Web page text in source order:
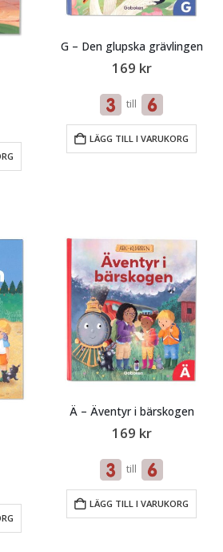
G – Den glupska grävlingen
169 kr
till
LÄGG TILL I VARUKORG
Ä – Äventyr i bärskogen
169 kr
till
LÄGG TILL I VARUKORG